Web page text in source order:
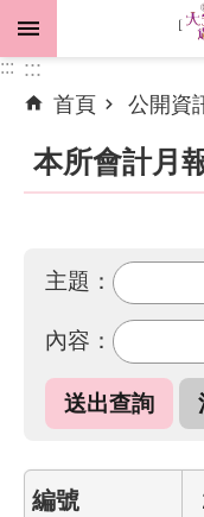
跳到主要內容區塊
進
搜
尋
關
務
資
::: :::
首頁
公開資
本所會計月
主題：
內容：